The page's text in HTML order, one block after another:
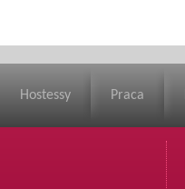
Hostessy Praca